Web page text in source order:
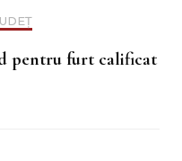
pentru furt calificat